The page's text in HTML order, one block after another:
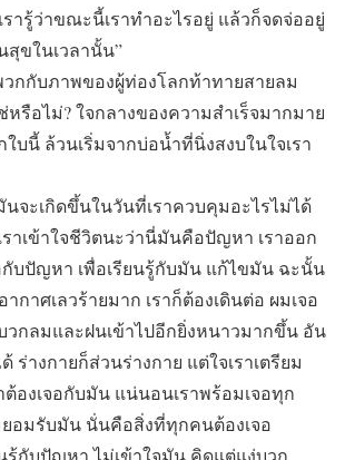
ารู้ว่าขณะนี้เราทำอะไรอยู่ แล้วก็จดจ่ออยู่
ขในเวลานั้น”
วกกับภาพของผู้ท่องโลกท้าทายสายลม
รือไม่? ใจกลางของความสำเร็จมากมาย
บนี้ ล้วนเริ่มจากบ่อน้ำที่นิ่งสงบในใจเรา
จะเกิดขึ้นในวันที่เราควบคุมอะไรไม่ได้
าเข้าใจชีวิตนะว่านี่มันคือปัญหา เราออก
กับปัญหา เพื่อเรียนรู้กับมัน แก้ไขมัน ฉะนั้น
กาศเลวร้ายมาก เราก็ต้องเดินต่อ ผมเจอ
วกลมและฝนเข้าไปอีกยิ่งหนาวมากขึ้น อัน
ร่างกายก็ส่วนร่างกาย แต่ใจเราเตรียม
องเจอกับมัน แน่นอนเราพร้อมเจอทุก
อมรับมัน นั่นคือสิ่งที่ทุกคนต้องเจอ
รู้กับปัญหา ไม่เข้าใจมัน คิดแต่แง่บวก